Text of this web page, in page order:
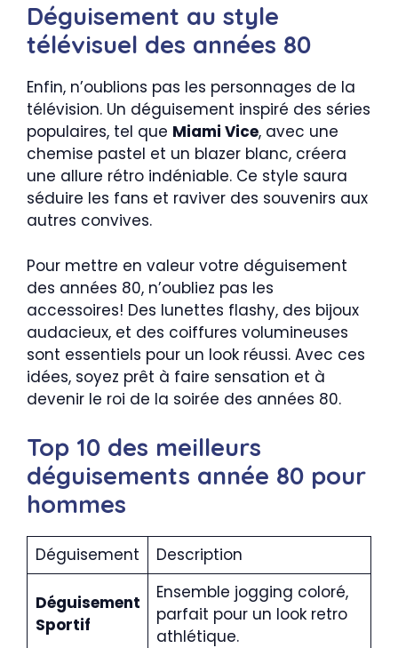
Déguisement au style
télévisuel des années 80
Enfin, n’oublions pas les personnages de la
télévision. Un déguisement inspiré des séries
populaires, tel que Miami Vice, avec une
chemise pastel et un blazer blanc, créera
une allure rétro indéniable. Ce style saura
séduire les fans et raviver des souvenirs aux
autres convives.
Pour mettre en valeur votre déguisement
des années 80, n’oubliez pas les
accessoires! Des lunettes flashy, des bijoux
audacieux, et des coiffures volumineuses
sont essentiels pour un look réussi. Avec ces
idées, soyez prêt à faire sensation et à
devenir le roi de la soirée des années 80.
Top 10 des meilleurs
déguisements année 80 pour
hommes
Déguisement Description
Déguisement
Sportif
Ensemble jogging coloré,
parfait pour un look retro
athlétique.